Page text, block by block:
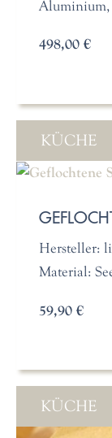
Aluminium,
498,00 €
KÜCHE
Hersteller:
Material:
59,90 €
KÜCHE